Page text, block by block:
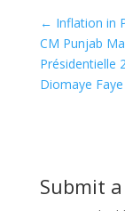
← Inflation in
CM Punjab
Présidentielle
Diomaye Faye
Submit